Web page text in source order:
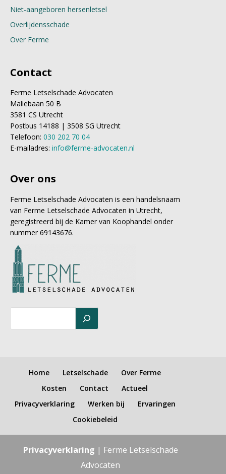
Niet-aangeboren hersenletsel
Overlijdensschade
Over Ferme
Contact
Ferme Letselschade Advocaten
Maliebaan 50 B
3581 CS Utrecht
Postbus 14188 | 3508 SG Utrecht
Telefoon: 030 202 70 04
E-mailadres: info@ferme-advocaten.nl
Over ons
Ferme Letselschade Advocaten is een handelsnaam
van Ferme Letselschade Advocaten in Utrecht,
geregistreerd bij de Kamer van Koophandel onder
nummer 69143676.
Home Letselschade
Over Ferme
Kosten
Contact
Actueel
Privacyverklaring
Werken bij
Ervaringen
Cookiebeleid
Privacyverklaring | Ferme Letselschade
Advocaten